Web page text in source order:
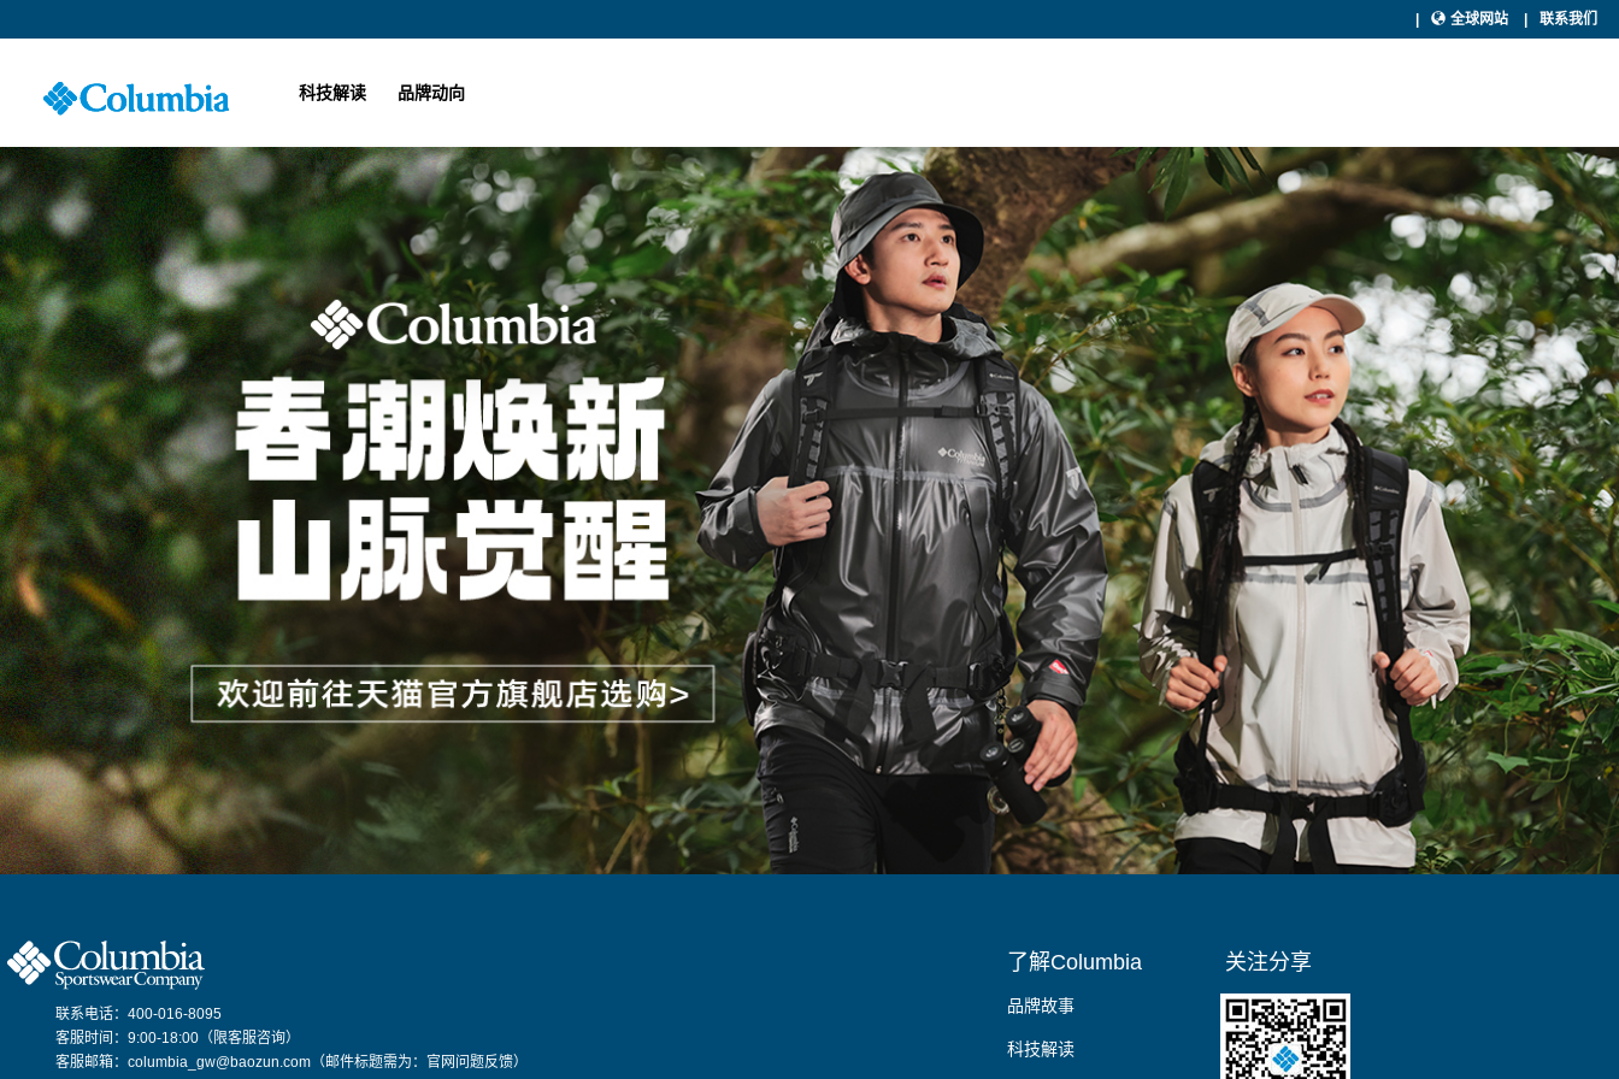
全球网站 联系我们
科技解读 品牌动向
联系电话：400-016-8095
客服时间：9:00-18:00（限客服咨询）
客服邮箱：columbia_gw@baozun.com（邮件标题需为：官网问题反馈）
了解Columbia
品牌故事
科技解读
关注分享